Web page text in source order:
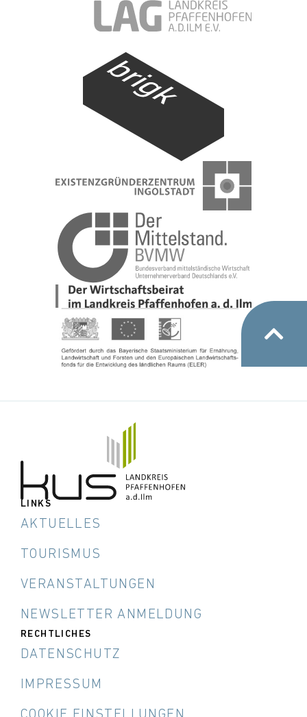
LINKS
AKTUELLES
TOURISMUS
VERANSTALTUNGEN
NEWSLETTER ANMELDUNG
RECHTLICHES
DATENSCHUTZ
IMPRESSUM